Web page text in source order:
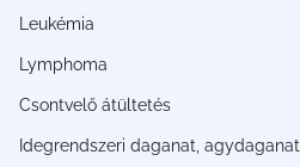
Leukémia
Lymphoma
Csontvelő átültetés
Idegrendszeri daganat, agydaganat